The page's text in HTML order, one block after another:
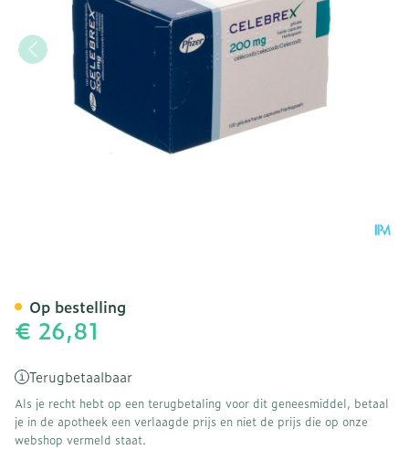
€ 26,81
Terugbetaalbaar
Als je recht hebt op een terugbetaling voor dit geneesmiddel, betaal
je in de apotheek een verlaagde prijs en niet de prijs die op onze
webshop vermeld staat.
Op bestelling